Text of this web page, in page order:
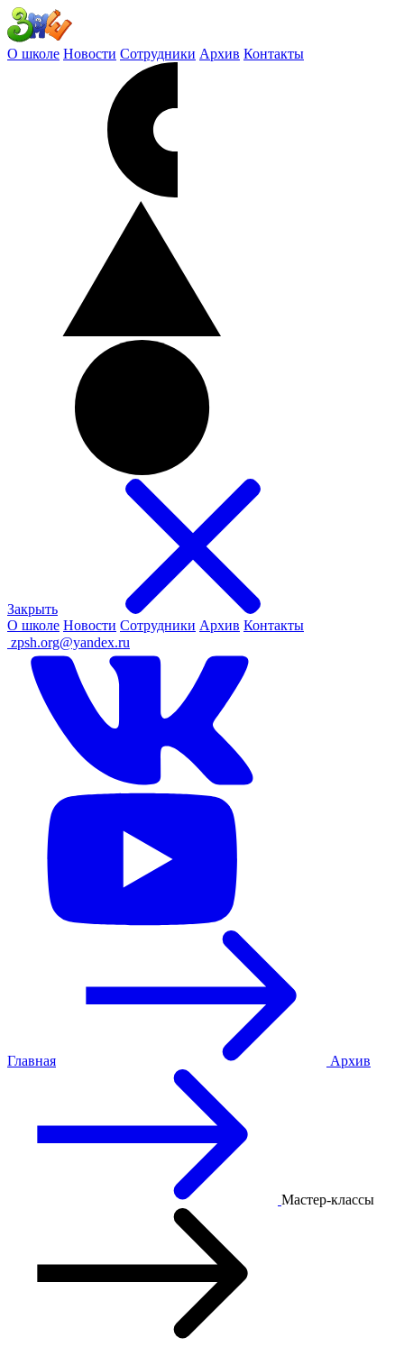
О школе Новости Сотрудники Архив Контакты
Закрыть
О школе Новости Сотрудники Архив Контакты
zpsh.org@yandex.ru
Главная Архив
Мастер-классы